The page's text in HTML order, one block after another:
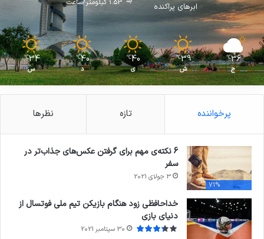
ابرهای پراکنده 1.53 کیلومتر/ساعت
36
℃
ج
39
℃
ش
40
℃
ی
40
℃
د
34
℃
س
پرخواننده تازه نظرها
71%
6 نکته‌ی مهم برای گرفتن عکس‌های جذاب‌تر در
سفر
3 جولای 2021
خداحافظی زود هنگام بازیکن تیم ملی فوتسال از
دنیای بازی
30 سپتامبر 2021